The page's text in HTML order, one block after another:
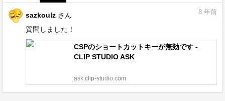
sazkoulz さん
質問しました！
8 年前
CSPのショートカットキーが無効です -
CLIP STUDIO ASK
ask.clip-studio.com